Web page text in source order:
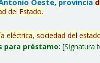
delEstado.
eléctrica, sociedad del
para préstamo: Signatura